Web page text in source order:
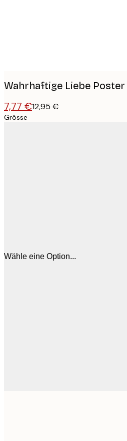
Wahrhaftige Liebe Poster
7,77 €12,95 €
Grösse
Wähle eine Option...